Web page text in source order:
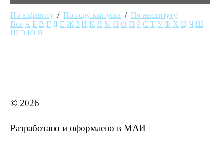
По алфавиту /По году выпуска /По институту
Все А Б В Г Д Е Ж З И К Л М Н О П Р С Т У Ф Х Ц Ч Ш
Щ Э Ю Я
© 2026
Разработано и оформлено в МАИ